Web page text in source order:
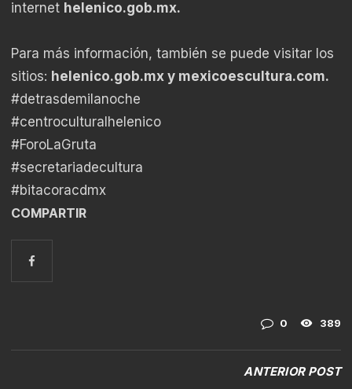
internet helenico.gob.mx.
Para más información, también se puede visitar los
sitios: helenico.gob.mx y mexicoescultura.com.
#detrasdemilanoche
#centroculturalhelenico
#ForoLaGruta
#secretariadecultura
#bitacoracdmx
COMPARTIR
0 389
ANTERIOR POST